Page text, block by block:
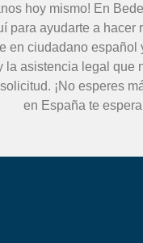
hoy mismo! En
para ayudarte a hacer
en ciudadano español
la asistencia legal que
¡No esperes
en España te